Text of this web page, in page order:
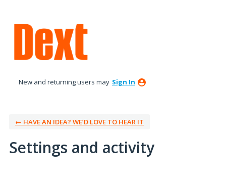
New and returning users may Sign In
← HAVE AN IDEA? WE’D LOVE TO HEAR IT
Settings and activity